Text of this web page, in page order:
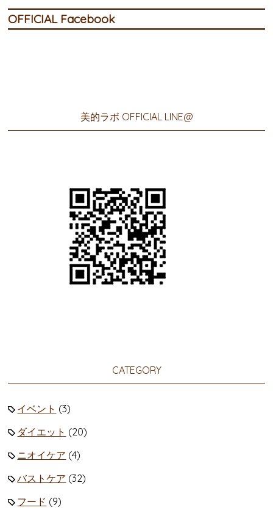
OFFICIAL Facebook
美的ラボ OFFICIAL LINE@
CATEGORY
イベント (3)
ダイエット (20)
ニオイケア (4)
バストケア (32)
フード (9)